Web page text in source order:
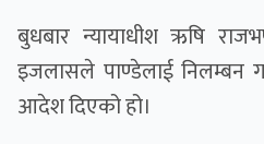
बुधबार न्यायाधीश ऋषि
इजलासले पाण्डेलाई निलम्बन
आदेश दिएको हो।